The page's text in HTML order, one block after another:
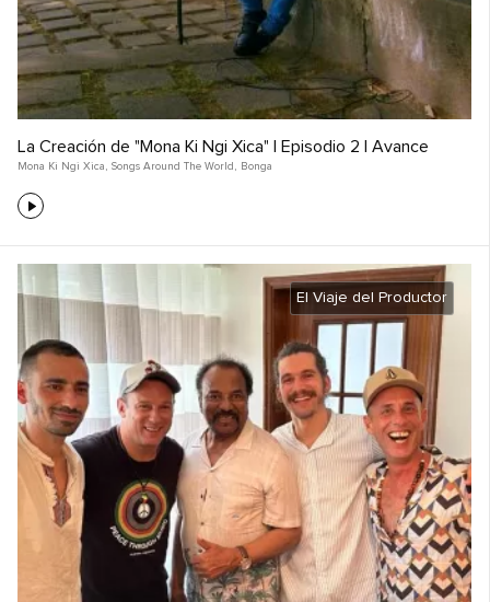
La Creación de "Mona Ki Ngi Xica" | Episodio 2 | Avance
Mona Ki Ngi Xica , Songs Around The World , Bonga
El Viaje del Productor